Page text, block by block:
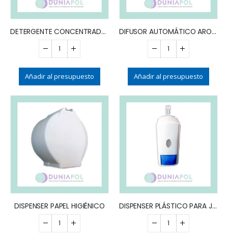
DETERGENTE CONCENTRADO X 5L
Añadir al presupuesto
DIFUSOR AUTOMÁTICO AROMAT. DIGITAL
Añadir al presupuesto
DISPENSER PAPEL HIGIÉNICO DISPENSER PLÁSTICO PARA JABÓN